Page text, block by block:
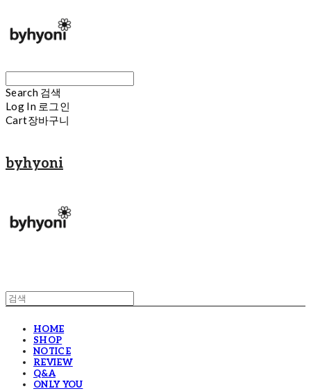
Search 검색
Log In 로그인
Cart장바구니
byhyoni
HOME
SHOP
NOTICE
REVIEW
Q&A
ONLY YOU